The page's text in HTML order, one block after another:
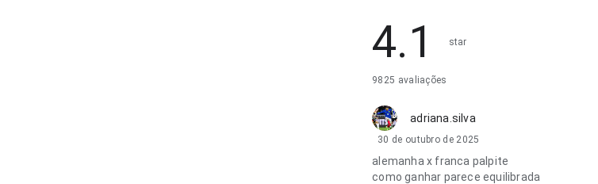
4.1 star
9825 avaliações
adriana.silva
30 de outubro de 2025
alemanha x franca palpite
como ganhar parece equilibrada